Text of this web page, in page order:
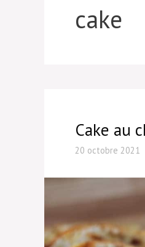
cake
Cake au
20 octobre 2021